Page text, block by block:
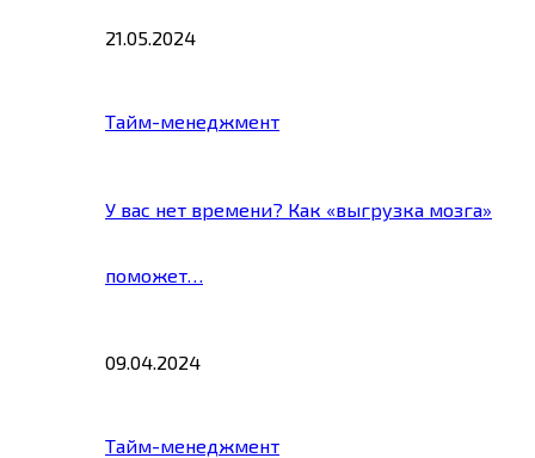
21.05.2024
Тайм-менеджмент
У вас нет времени? Как «выгрузка мозга»
поможет…
09.04.2024
Тайм-менеджмент